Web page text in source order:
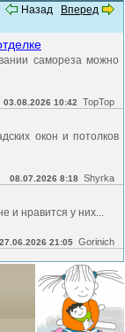
Назад Вперед
самореза можно
03.08.2026 10:42 TopTop
окон и потолков
08.07.2026 8:18 Shyrka
и нравится у них...
27.06.2026 21:05 Gorinich